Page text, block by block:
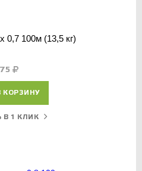
0,7 100м (13,5 кг)
75
КОРЗИНУ
В 1 КЛИК